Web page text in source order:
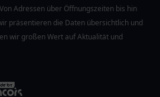
Adressen über Öffnungszeiten bis hin
präsentieren die Daten übersichtlich und
wir großen Wert auf Aktualität und